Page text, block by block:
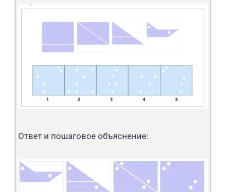
Ответ и пошаговое объяснение: